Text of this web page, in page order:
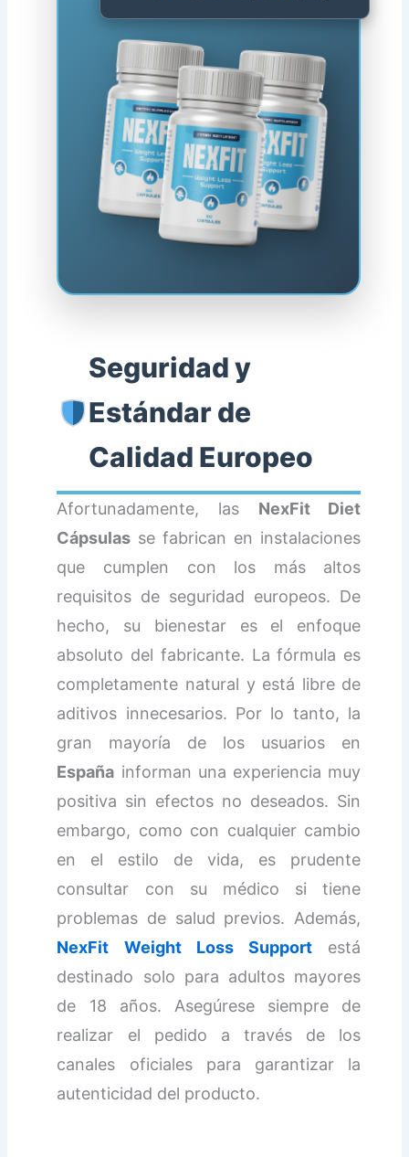
Seguridad y
Estándar de
Calidad Europeo
Afortunadamente, las NexFit Diet
Cápsulas se fabrican en instalaciones
que cumplen con los más altos
requisitos de seguridad europeos. De
hecho, su bienestar es el enfoque
absoluto del fabricante. La fórmula es
completamente natural y está libre de
aditivos innecesarios. Por lo tanto, la
gran mayoría de los usuarios en
España informan una experiencia muy
positiva sin efectos no deseados. Sin
embargo, como con cualquier cambio
en el estilo de vida, es prudente
consultar con su médico si tiene
problemas de salud previos. Además,
NexFit Weight Loss Supportestá
destinado solo para adultos mayores
de 18 años. Asegúrese siempre de
realizar el pedido a través de los
canales oficiales para garantizar la
autenticidad del producto.